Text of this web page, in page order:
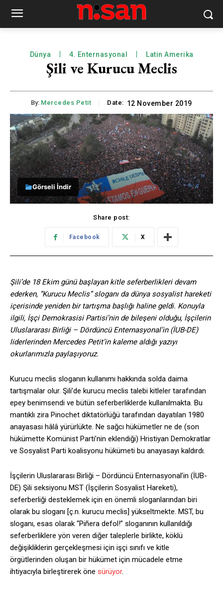
Dünya 4. Enternasyonal Latin Amerika
Şili ve Kurucu Meclis
By: Mercedes Petit Date: 12 November 2019
Görseli İndir
Share post:
Facebook X
Şili’de 18 Ekim günü başlayan kitle seferberlikleri devam
ederken, “Kurucu Meclis” sloganı da dünya sosyalist hareketi
içerisinde yeniden bir tartışma başlığı haline geldi. Konuyla
ilgili, İşçi Demokrasisi Partisi’nin de bileşeni olduğu, İşçilerin
Uluslararası Birliği – Dördüncü Enternasyonal’in (İUB-DE)
liderlerinden Mercedes Petit’in kaleme aldığı yazıyı
okurlarımızla paylaşıyoruz.
Kurucu meclis sloganın kullanımı hakkında solda daima
tartışmalar olur. Şili’de kurucu meclis talebi kitleler tarafından
epey benimsendi ve bütün seferberliklerde kullanılmakta. Bu
mantıklı zira Pinochet diktatörlüğü tarafından dayatılan 1980
anayasası hâlâ yürürlükte. Ne sağcı hükümetler ne de (son
hükümette Komünist Parti’nin eklendiği) Hristiyan Demokratlar
ve Sosyalist Parti koalisyonu hükümeti bu anayasayı kaldırdı.
İşçilerin Uluslararası Birliği – Dördüncü Enternasyonal’in (İUB-
DE) Şili seksiyonu MST (İşçilerin Sosyalist Hareketi),
seferberliği desteklemek için en önemli sloganlarından biri
olarak bu sloganı [ç.n. kurucu meclis] yükseltmekte. MST, bu
sloganı, esas olarak “Piñera defol!” sloganının kullanıldığı
seferberliklere yön veren diğer taleplerle birlikte, köklü
değişikliklerin gerçekleşmesi için işçi sınıfı ve kitle
örgütlerinden oluşan bir hükümet için mücadele etme
ihtiyacıyla birleştirerek öne sürüyor.